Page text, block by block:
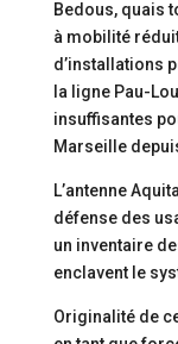
Bedous, quais
à mobilité
d’installations
la ligne Pau-
insuffisantes
Marseille
L’antenne
défense des
un inventaire
enclavent le
Originalité de